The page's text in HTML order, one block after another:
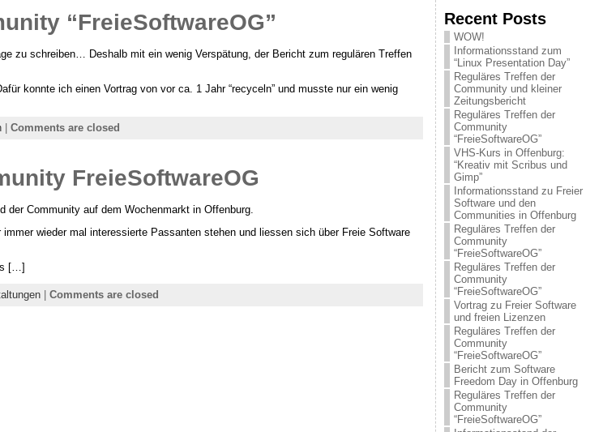
“FreieSoftwareOG”
zu schreiben… Deshalb mit ein wenig Verspätung, der Bericht zum regulären Treffen
konnte ich einen Vortrag von vor ca. 1 Jahr “recyceln” und musste nur ein wenig
| Comments are closed
FreieSoftwareOG
der Community auf dem Wochenmarkt in Offenburg.
wieder mal interessierte Passanten stehen und liessen sich über Freie Software
[…]
| Comments are closed
Recent Posts
WOW!
Informationsstand zum
“Linux Presentation Day”
Reguläres Treffen der
Community und kleiner
Zeitungsbericht
Reguläres Treffen der
Community
“FreieSoftwareOG”
VHS-Kurs in Offenburg:
“Kreativ mit Scribus und
Gimp”
Informationsstand zu Freier
Software und den
Communities in Offenburg
Reguläres Treffen der
Community
“FreieSoftwareOG”
Reguläres Treffen der
Community
“FreieSoftwareOG”
Vortrag zu Freier Software
und freien Lizenzen
Reguläres Treffen der
Community
“FreieSoftwareOG”
Bericht zum Software
Freedom Day in Offenburg
Reguläres Treffen der
Community
“FreieSoftwareOG”